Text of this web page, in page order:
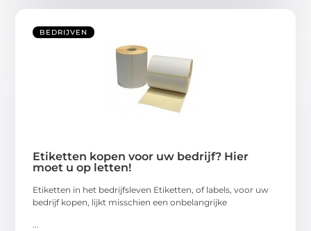
BEDRIJVEN
Etiketten kopen voor uw bedrijf? Hier
moet u op letten!
Etiketten in het bedrijfsleven Etiketten, of labels, voor uw
bedrijf kopen, lijkt misschien een onbelangrijke
...